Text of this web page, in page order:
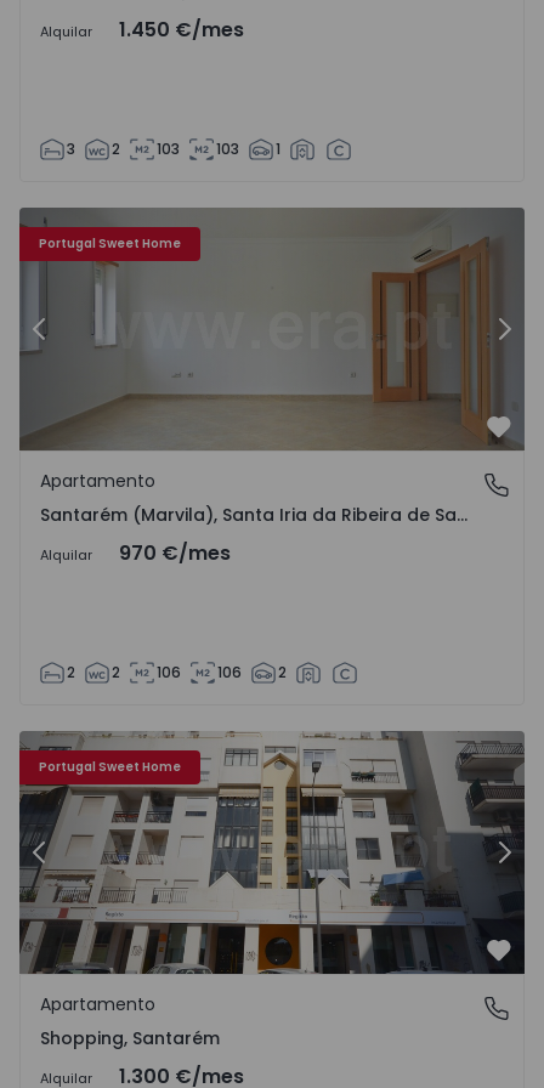
Alquilar 1.450 €/mes
3 2 103 103 1
Portugal Sweet Home
Anterior
Santarém (Marvila), Santa Iria da Ribeira de
Apartamento
Santarém (Marvila), Santa Iria da Ribeira de Santarém, Santarém (São Salvador) e Santarém (São Nicolau), Santarém
Alquilar 970 €/mes
2 2 106 106 2
Portugal Sweet Home
Apartamento T3 Santarém, Shopping - 1569979 - 1
Anterior
Shopping, Santarém
Apartamento
Shopping, Santarém
Alquilar 1.300 €/mes